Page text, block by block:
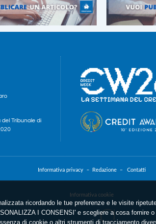
Tribunale di
Informativa privacy – Redazione – Contatti
Informativa cookie
ricordando le tue preferenze e le visite
I CONSENSI' e scegliere a cosa
di cookie o altri strumenti di tracciamento